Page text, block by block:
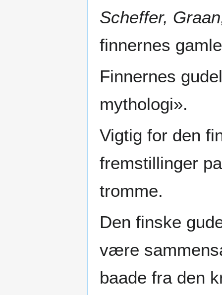
Scheffer,
finnernes
Finnernes
mythologi».
Vigtig for den
fremstillinger
tromme.
Den finske
være
baade fra den